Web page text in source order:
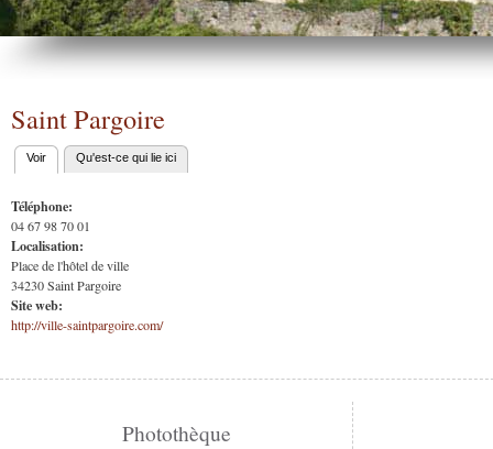
Saint Pargoire
Onglets
principaux
Voir (onglet actif)
Qu'est-ce qui lie ici
Téléphone:
04 67 98 70 01
Localisation:
Place de l'hôtel de ville
34230Saint Pargoire
Site web:
http://ville-saintpargoire.com/
Photothèque